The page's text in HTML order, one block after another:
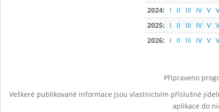
2024:
I II III IV V
2025:
I II III IV V
2026:
I II III IV V
Připraveno
Veškeré publikované informace jsou vlastnictvím příslušné
aplikace do